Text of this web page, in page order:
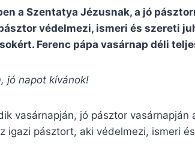
a Szentatya Jézusnak, a jó
védelmezi, ismeri és szereti
Ferenc pápa vasárnap déli
jó napot kívánok!
vasárnapján, jó pásztor vasárnapján
igazi pásztort, aki védelmezi, ismeri